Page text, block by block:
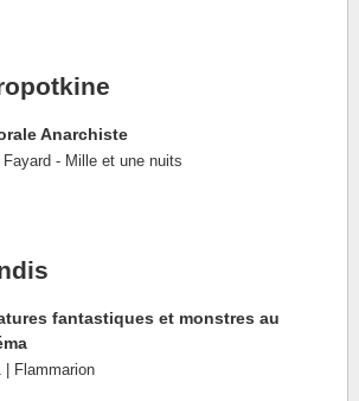
Anarchiste
Fayard - Mille et une nuits
fantastiques et monstres au
| Flammarion